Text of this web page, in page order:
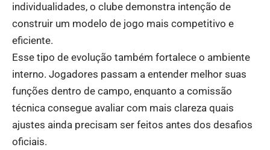
individualidades, o clube demonstra intenção de
construir um modelo de jogo mais competitivo e
eficiente.
Esse tipo de evolução também fortalece o ambiente
interno. Jogadores passam a entender melhor suas
funções dentro de campo, enquanto a comissão
técnica consegue avaliar com mais clareza quais
ajustes ainda precisam ser feitos antes dos desafios
oficiais.